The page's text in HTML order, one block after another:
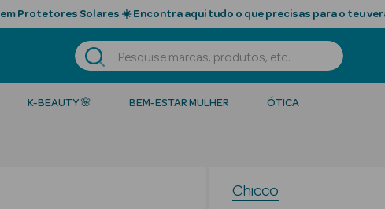
em Protetores Solares ☀️ Encontra aqui tudo o que precisas para o teu
K-BEAUTY 🌸 BEM-ESTAR MULHER ÓTICA
Chicco